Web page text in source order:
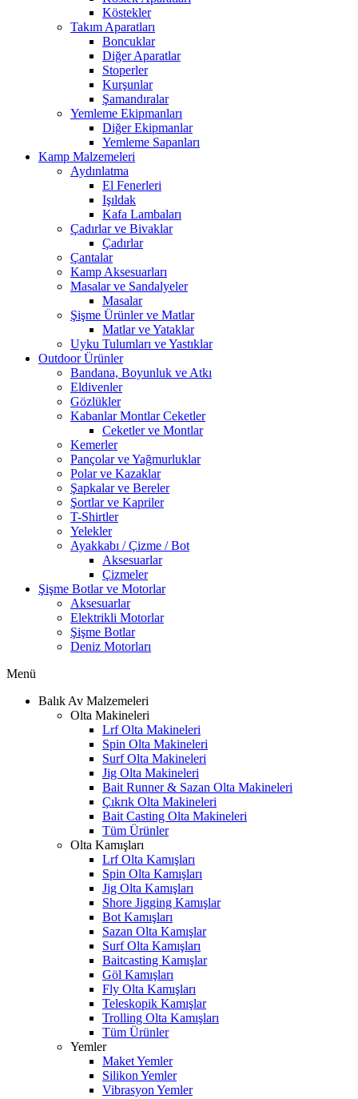
Köstekler
Takım Aparatları
Boncuklar
Diğer Aparatlar
Stoperler
Kurşunlar
Şamandıralar
Yemleme Ekipmanları
Diğer Ekipmanlar
Yemleme Sapanları
Kamp Malzemeleri
Aydınlatma
El Fenerleri
Işıldak
Kafa Lambaları
Çadırlar ve Bivaklar
Çadırlar
Çantalar
Kamp Aksesuarları
Masalar ve Sandalyeler
Masalar
Şişme Ürünler ve Matlar
Matlar ve Yataklar
Uyku Tulumları ve Yastıklar
Outdoor Ürünler
Bandana, Boyunluk ve Atkı
Eldivenler
Gözlükler
Kabanlar Montlar Ceketler
Ceketler ve Montlar
Kemerler
Pançolar ve Yağmurluklar
Polar ve Kazaklar
Şapkalar ve Bereler
Şortlar ve Kapriler
T-Shirtler
Yelekler
Ayakkabı / Çizme / Bot
Aksesuarlar
Çizmeler
Şişme Botlar ve Motorlar
Aksesuarlar
Elektrikli Motorlar
Şişme Botlar
Deniz Motorları
Menü
Balık Av Malzemeleri
Olta Makineleri
Lrf Olta Makineleri
Spin Olta Makineleri
Surf Olta Makineleri
Jig Olta Makineleri
Bait Runner & Sazan Olta Makineleri
Çıkrık Olta Makineleri
Bait Casting Olta Makineleri
Tüm Ürünler
Olta Kamışları
Lrf Olta Kamışları
Spin Olta Kamışları
Jig Olta Kamışları
Shore Jigging Kamışlar
Bot Kamışları
Sazan Olta Kamışlar
Surf Olta Kamışları
Baitcasting Kamışlar
Göl Kamışları
Fly Olta Kamışları
Teleskopik Kamışlar
Trolling Olta Kamışları
Tüm Ürünler
Yemler
Maket Yemler
Silikon Yemler
Vibrasyon Yemler